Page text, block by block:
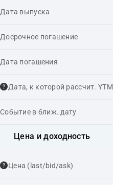
Дата выпуска
Досрочное погашение
Дата погашения
Дата, к которой рассчит. YTM
Событие в ближ. дату
Цена и доходность
Цена (last/bid/ask)